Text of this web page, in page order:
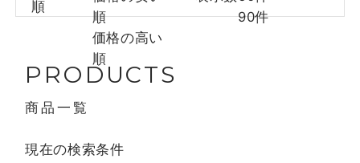
順
順
価格の高い
順
90件
PRODUCTS
商品一覧
現在の検索条件